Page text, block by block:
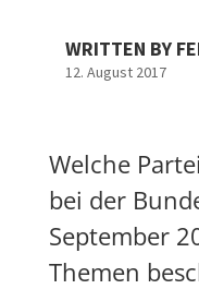
WRITTEN BY
12. August 2017
Welche
bei der
September
Themen